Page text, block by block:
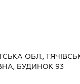
ОБЛ.,
БУДИНОК 93